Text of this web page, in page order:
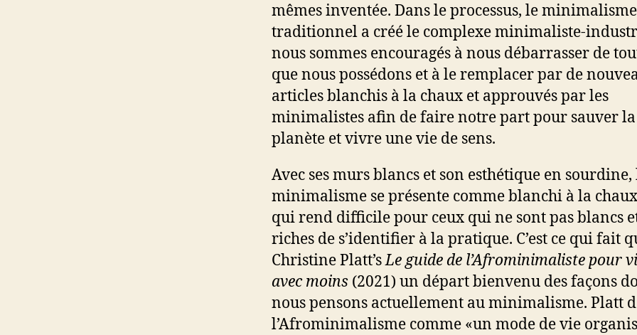
mêmes inventée. Dans le processus, le minimalisme
traditionnel a créé le complexe minimaliste-
nous sommes encouragés à nous débarrasser de
que nous possédons et à le remplacer par de
articles blanchis à la chaux et approuvés par les
minimalistes afin de faire notre part pour sauver la
planète et vivre une vie de sens.
Avec ses murs blancs et son esthétique en sourdine,
minimalisme se présente comme blanchi à la
qui rend difficile pour ceux qui ne sont pas blancs
riches de s’identifier à la pratique. C’est ce qui fait
Christine Platt’sLe guide de l’Afrominimaliste pour
avec moins (2021) un départ bienvenu des façons
nous pensons actuellement au minimalisme. Platt
l’Afrominimalisme comme «un mode de vie